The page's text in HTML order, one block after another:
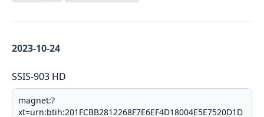
2023-10-24
SSIS-903 HD